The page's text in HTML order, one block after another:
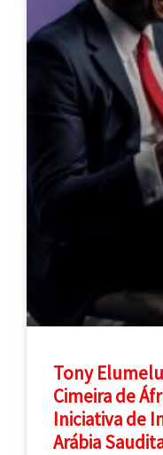
Tony
Cimeira de
Iniciativa de
Arábia